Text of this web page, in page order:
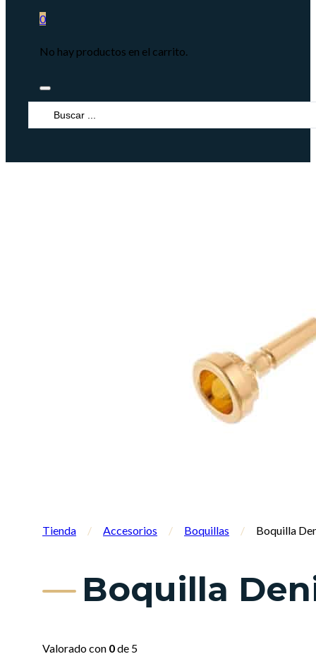
0
No hay productos en el carrito.
Search
...
Tienda / Accesorios / Boquillas / Boquilla
Boquilla
Valorado con 0de 5